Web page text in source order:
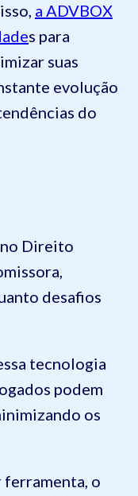
a ADVBOX
s para
suas
evolução
do
no Direito
desafios
tecnologia
podem
os
o